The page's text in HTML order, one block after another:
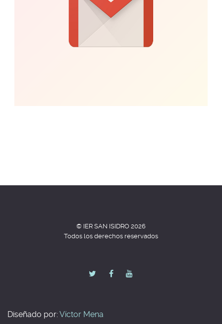
© IER SAN ISIDRO 2026
Todos los derechos reservados
Diseñado por: Víctor Mena